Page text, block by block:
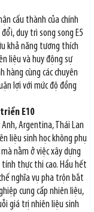
cấu thành của chính
duy trì song song E5
khả năng tương thích
liệu và huy động sự
hàng cùng các chuyên
lợi với mức độ đồng
E10
Argentina, Thái Lan
liệu sinh học không phụ
nằm ở việc xây dựng
tính thực thi cao. Hầu hết
nghĩa vụ pha trộn bắt
cung cấp nhiên liệu,
giá trị nhiên liệu sinh